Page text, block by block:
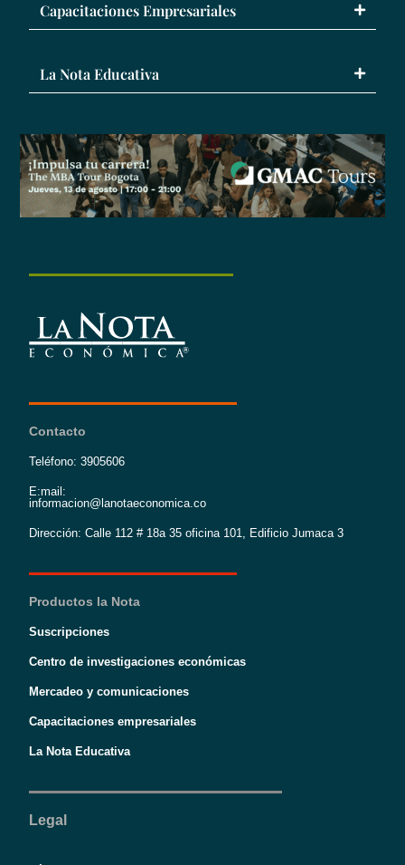
Capacitaciones Empresariales
La Nota Educativa
Contacto
Teléfono: 3905606
E:mail:
informacion@lanotaeconomica.co
Dirección: Calle 112 # 18a 35 oficina 101, Edificio Jumaca 3
Productos la Nota
Suscripciones
Centro de investigaciones económicas
Mercadeo y comunicaciones
Capacitaciones empresariales
La Nota Educativa
Legal